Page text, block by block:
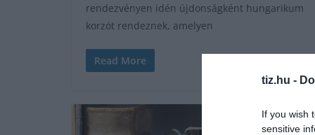
tiz.hu -
If you wish
sensitive
rendezvényen idén újdonságként hungarikum
korzót rendeznek, amelyen
Read More